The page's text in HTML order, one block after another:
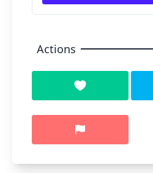
Actions